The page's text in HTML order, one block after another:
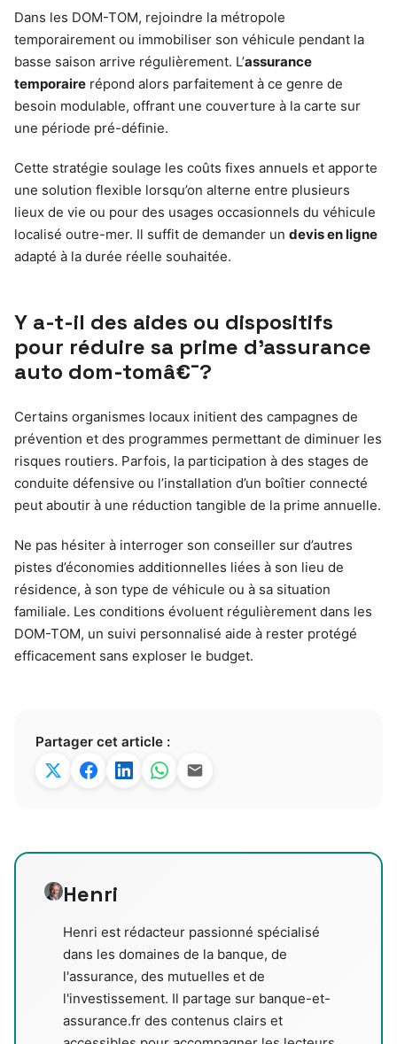
Dans les DOM-TOM, rejoindre la métropole
temporairement ou immobiliser son véhicule pendant la
basse saison arrive régulièrement. L’assurance
temporaire répond alors parfaitement à ce genre de
besoin modulable, offrant une couverture à la carte sur
une période pré-définie.
Cette stratégie soulage les coûts fixes annuels et apporte
une solution flexible lorsqu’on alterne entre plusieurs
lieux de vie ou pour des usages occasionnels du véhicule
localisé outre-mer. Il suffit de demander un devis en ligne
adapté à la durée réelle souhaitée.
Y a-t-il des aides ou dispositifs
pour réduire sa prime d’assurance
auto dom-tomâ€¯?
Certains organismes locaux initient des campagnes de
prévention et des programmes permettant de diminuer les
risques routiers. Parfois, la participation à des stages de
conduite défensive ou l’installation d’un boîtier connecté
peut aboutir à une réduction tangible de la prime annuelle.
Ne pas hésiter à interroger son conseiller sur d’autres
pistes d’économies additionnelles liées à son lieu de
résidence, à son type de véhicule ou à sa situation
familiale. Les conditions évoluent régulièrement dans les
DOM-TOM, un suivi personnalisé aide à rester protégé
efficacement sans exploser le budget.
Partager cet article :
Henri
Henri est rédacteur passionné spécialisé
dans les domaines de la banque, de
l'assurance, des mutuelles et de
l'investissement. Il partage sur banque-et-
assurance.fr des contenus clairs et